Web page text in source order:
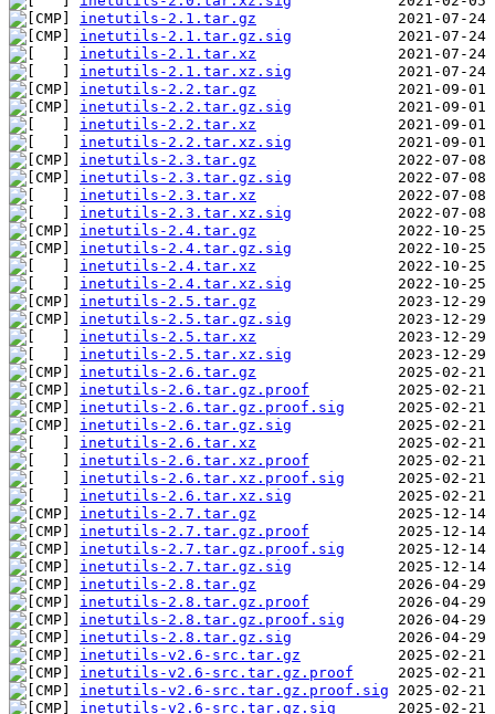
inetutils-2.1.tar.gz
inetutils-2.1.tar.gz.sig
inetutils-2.1.tar.xz
inetutils-2.1.tar.xz.sig
inetutils-2.2.tar.gz
inetutils-2.2.tar.gz.sig
inetutils-2.2.tar.xz
inetutils-2.2.tar.xz.sig
inetutils-2.3.tar.gz
inetutils-2.3.tar.gz.sig
inetutils-2.3.tar.xz
inetutils-2.3.tar.xz.sig
inetutils-2.4.tar.gz
inetutils-2.4.tar.gz.sig
inetutils-2.4.tar.xz
inetutils-2.4.tar.xz.sig
inetutils-2.5.tar.gz
inetutils-2.5.tar.gz.sig
inetutils-2.5.tar.xz
inetutils-2.5.tar.xz.sig
inetutils-2.6.tar.gz
inetutils-2.6.tar.gz.proof
inetutils-2.6.tar.gz.proof.sig
inetutils-2.6.tar.gz.sig
inetutils-2.6.tar.xz
inetutils-2.6.tar.xz.proof
inetutils-2.6.tar.xz.proof.sig
inetutils-2.6.tar.xz.sig
inetutils-2.7.tar.gz
inetutils-2.7.tar.gz.proof
inetutils-2.7.tar.gz.proof.sig
inetutils-2.7.tar.gz.sig
inetutils-2.8.tar.gz
inetutils-2.8.tar.gz.proof
inetutils-2.8.tar.gz.proof.sig
inetutils-2.8.tar.gz.sig
inetutils-v2.6-src.tar.gz
inetutils-v2.6-src.tar.gz.proof
inetutils-v2.6-src.tar.gz.proof.sig
inetutils-v2.6-src.tar.gz.sig